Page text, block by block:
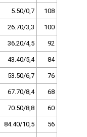
5.50/0,7 108
26.70/3,3 100
36.20/4,5 92
43.40/5,4 84
53.50/6,7 76
67.70/8,4 68
70.50/8,8 60
84.40/10,5 56